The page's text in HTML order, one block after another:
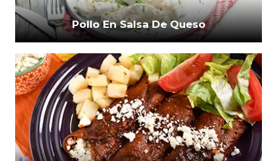
Pollo En Salsa De Queso